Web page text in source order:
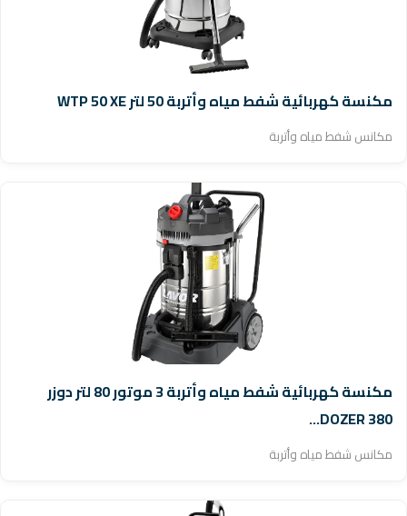
مكنسة كهربائية شفط مياه وأتربة 50 لتر WTP 50 XE
مكانس شفط مياه وأتربة
مكنسة كهربائية شفط مياه وأتربة 3 موتور 80 لتر دوزر
DOZER 380...
مكانس شفط مياه وأتربة